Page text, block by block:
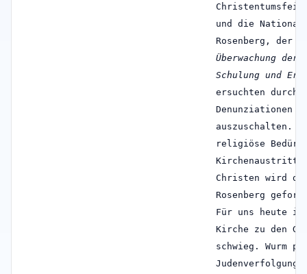
und die
Rosenberg, der "
Überwachung
Schulung und
ersuchten durch
Denunziationen
auszuschalten.
religiöse
Christen wird
Rosenberg
Für uns heute
Kirche zu den
schwieg. Wurm
Judenverfolgung